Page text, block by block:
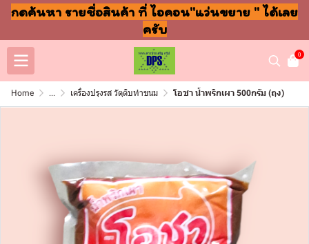
กดค้นหา รายชื่อสินค้า ที่ ไอคอน"แว่นขยาย " ได้เลย
ครับ
0
Home ... เครื่องปรุงรส วัตุดิบทำขนม โอชา น้ำพริกเผา 500กรัม (ถุง)